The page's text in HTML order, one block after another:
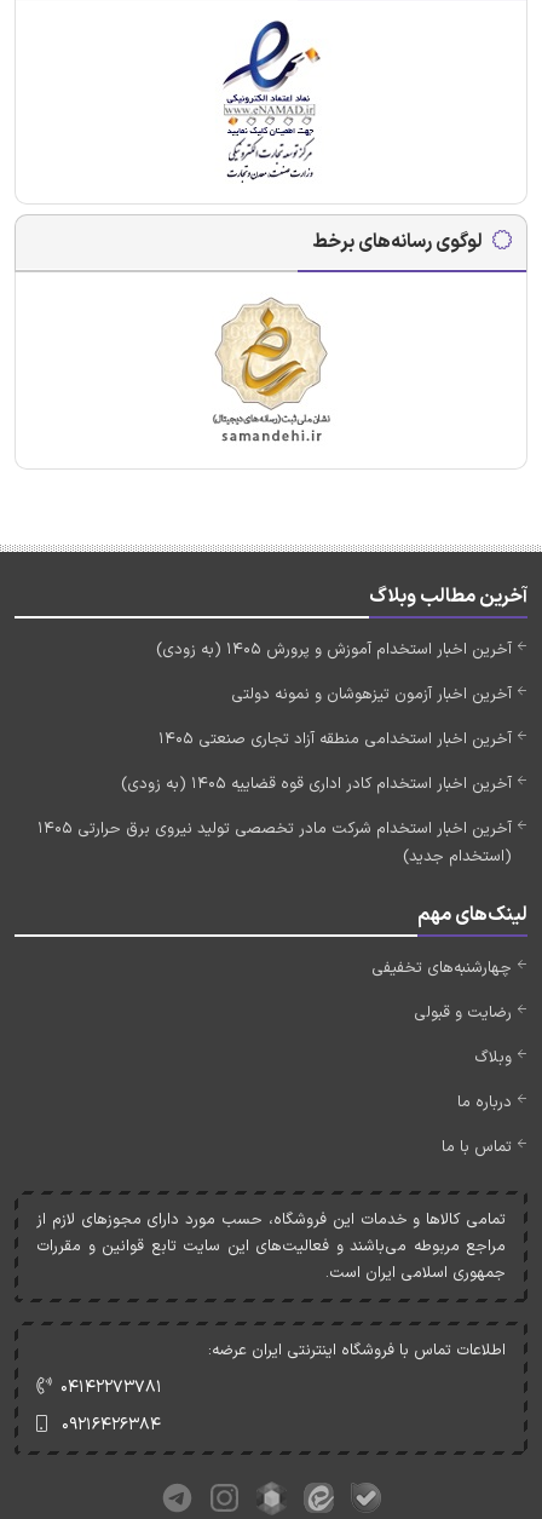
لوگوی رسانه‌های برخط
آخرین مطالب وبلاگ
آخرین اخبار استخدام آموزش و پرورش 1405 (به زودی)
آخرین اخبار آزمون تیزهوشان و نمونه دولتی
آخرین اخبار استخدامی منطقه آزاد تجاری صنعتی 1405
آخرین اخبار استخدام کادر اداری قوه قضاییه 1405 (به زودی)
آخرین اخبار استخدام شرکت مادر تخصصی تولید نیروی برق حرارتی 1405
(استخدام جدید)
لینک‌های مهم
چهارشنبه‌های تخفیفی
رضایت و قبولی
وبلاگ
درباره ما
تماس با ما
تمامی کالاها و خدمات اين فروشگاه، حسب مورد دارای مجوزهای لازم از
مراجع مربوطه می‌باشند و فعاليت‌های اين سايت تابع قوانين و مقررات
جمهوری اسلامی ايران است.
اطلاعات تماس با فروشگاه اینترنتی ایران عرضه:
۰۴۱۴۲۲۷۳۷۸۱
۰۹۲۱۶۴۲۶۳۸۴